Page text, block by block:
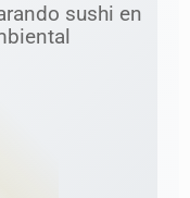
sushi en